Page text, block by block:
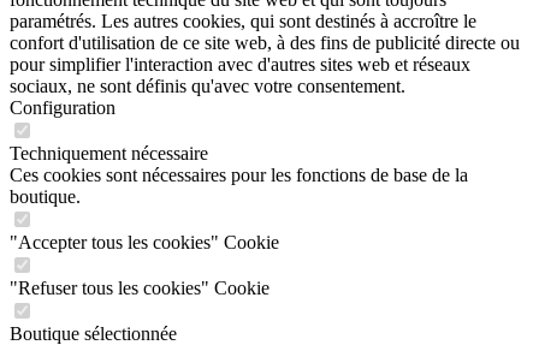
paramétrés. Les autres cookies, qui sont destinés à accroître le
confort d'utilisation de ce site web, à des fins de publicité directe ou
pour simplifier l'interaction avec d'autres sites web et réseaux
sociaux, ne sont définis qu'avec votre consentement.
Configuration
Techniquement nécessaire
Ces cookies sont nécessaires pour les fonctions de base de la
boutique.
"Accepter tous les cookies" Cookie
"Refuser tous les cookies" Cookie
Boutique sélectionnée